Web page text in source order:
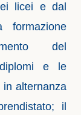
licei e dal
formazione
del
e le
alternanza
il